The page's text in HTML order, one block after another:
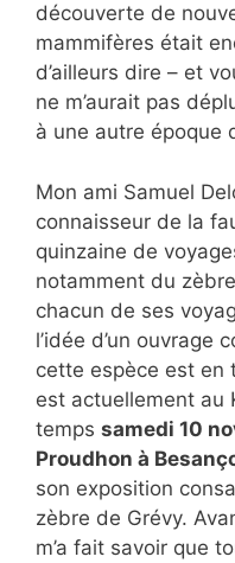
découverte de
mammifères était
d’ailleurs dire – et
ne m’aurait pas
à une autre époque
Mon ami Samuel
connaisseur de la
quinzaine de
notamment du
chacun de ses
l’idée d’un ouvrage
cette espèce est en
est actuellement au
temps samedi 10
Proudhon à
son exposition
zèbre de Grévy.
m’a fait savoir que